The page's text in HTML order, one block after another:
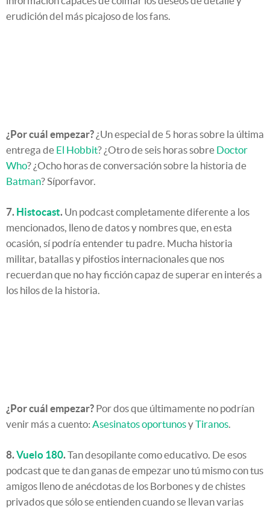
erudición del más picajoso de los fans.
¿Por cuál empezar? ¿Un especial de 5 horas sobre la última
entrega de El Hobbit? ¿Otro de seis horas sobre Doctor
Who? ¿Ocho horas de conversación sobre la historia de
Batman? Síporfavor.
7. Histocast. Un podcast completamente diferente a los
mencionados, lleno de datos y nombres que, en esta
ocasión, sí podría entender tu padre. Mucha historia
militar, batallas y pifostios internacionales que nos
recuerdan que no hay ficción capaz de superar en interés a
los hilos de la historia.
¿Por cuál empezar? Por dos que últimamente no podrían
venir más a cuento: Asesinatos oportunosyTiranos.
8.Vuelo 180.Tan desopilante como educativo. De esos
podcast que te dan ganas de empezar uno tú mismo con tus
amigos lleno de anécdotas de los Borbones y de chistes
privados que sólo se entienden cuando se llevan varias